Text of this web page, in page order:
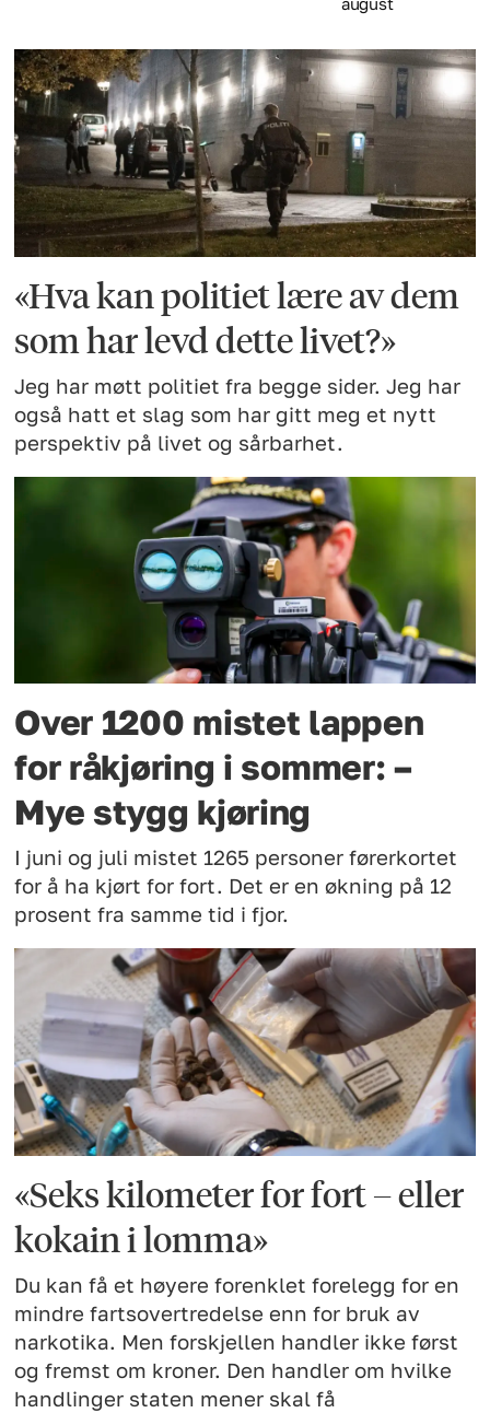
«Hva kan politiet lære av dem
som har levd dette livet?»
Jeg har møtt politiet fra begge sider. Jeg har
også hatt et slag som har gitt meg et nytt
perspektiv på livet og sårbarhet.
Over 1200 mistet lappen
for råkjøring i sommer: –
Mye stygg kjøring
I juni og juli mistet 1265 personer førerkortet
for å ha kjørt for fort. Det er en økning på 12
prosent fra samme tid i fjor.
«Seks kilometer for fort – eller
kokain i lomma»
Du kan få et høyere forenklet forelegg for en
mindre fartsovertredelse enn for bruk av
narkotika. Men forskjellen handler ikke først
og fremst om kroner. Den handler om hvilke
handlinger staten mener skal få